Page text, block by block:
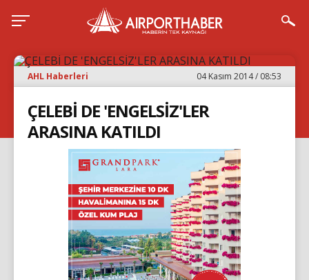
AHL Haberleri 04 Kasım 2014 / 08:53
ÇELEBİ DE 'ENGELSİZ'LER
ARASINA KATILDI